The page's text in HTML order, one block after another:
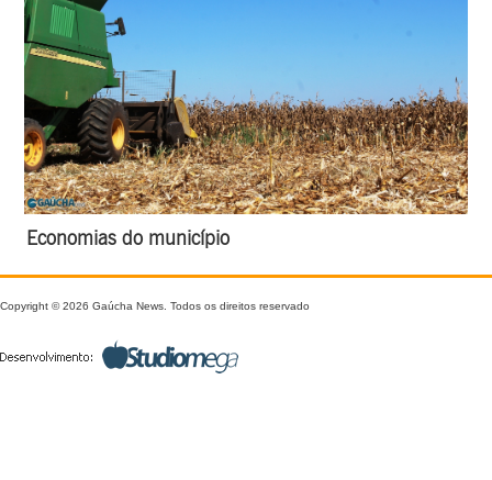
Economias do município
Copyright © 2026 Gaúcha News. Todos os direitos reservado